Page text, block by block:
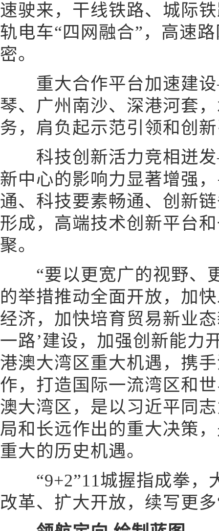
速驶来，干线铁路、城际
轨电车“四网融合”，高速
密。
重大合作平台加速建
琴、广州南沙、深港河套
务，肩负起示范引领和创
科技创新活力竞相迸
新中心的影响力显著增强
通、科技要素畅通、创新
形成，高端技术创新平台
聚。
“要以更宽广的视野、
的举措推动全面开放，加
经济，加快培育贸易新业
一路’建设，加强创新能力
港澳大湾区重大机遇，携
作，打造国际一流湾区和
澳大湾区，是以习近平同
局和长远作出的重大决策
重大的历史机遇。
“9+2”11城握指成拳，
改革、扩大开放，续写更